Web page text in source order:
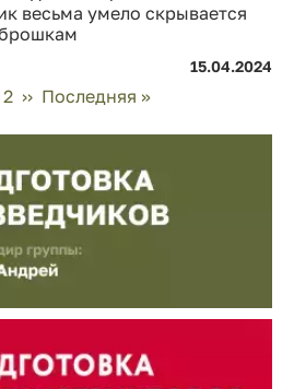
весьма умело скрывается
15.04.2024
Page
2 Следующая
›› Последняя
Последняя »